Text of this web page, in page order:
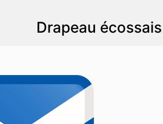
Drapeau écossais